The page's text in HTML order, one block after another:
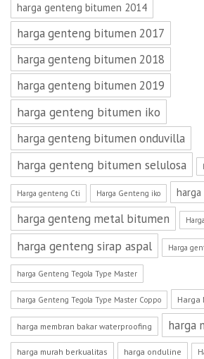
harga genteng bitumen 2014
harga genteng bitumen 2017
harga genteng bitumen 2018
harga genteng bitumen 2019
harga genteng bitumen iko
harga genteng bitumen onduvilla
harga genteng bitumen selulosa
Harga genteng Cti Harga Genteng iko
harga genteng metal bitumen
harga genteng sirap aspal Harga
harga Genteng Tegola Type Master
harga Genteng Tegola Type Master Coppo Harga
harga membran bakar waterproofing harga
harga murah berkualitas harga onduline